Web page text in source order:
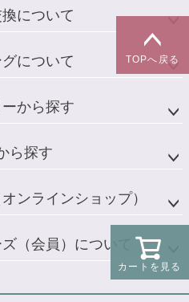
カートを見る
TOPへ戻る
について
について
から探す
ら探す
ンラインショップ）
（会員）について